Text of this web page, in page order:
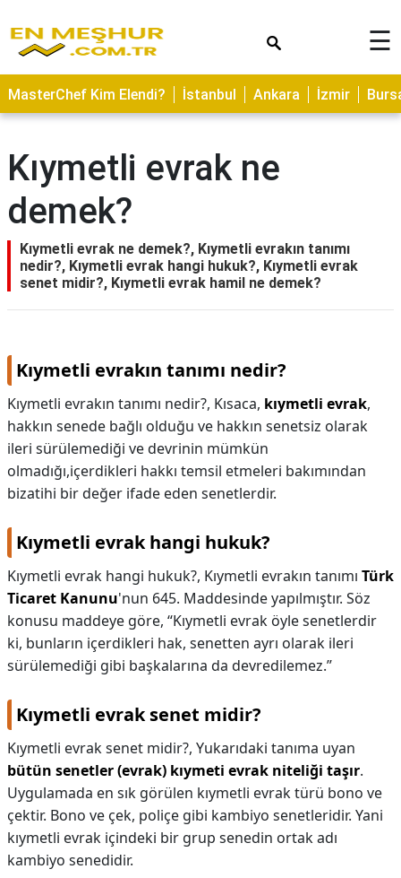
ASTROLOJİ
SAĞLIK
TARİFLERİ
GEZİLECEK
YERLER
CİLT
BAKIMI
NEDİR
ALANLARI
HAMİLELİK
KAPLICALAR
İLETİŞİM
☰
MasterChef Kim Elendi? İstanbul Ankara İzmir
Kıymetli evrak ne
demek?
Kıymetli evrak ne demek?, Kıymetli evrakın tanımı
nedir?, Kıymetli evrak hangi hukuk?, Kıymetli evrak
senet midir?, Kıymetli evrak hamil ne demek?
Kıymetli evrakın tanımı nedir?
Kıymetli evrakın tanımı nedir?, Kısaca, kıymetli evrak,
hakkın senede bağlı olduğu ve hakkın senetsiz olarak
ileri sürülemediği ve devrinin mümkün
olmadığı,içerdikleri hakkı temsil etmeleri bakımından
bizatihi bir değer ifade eden senetlerdir.
Kıymetli evrak hangi hukuk?
Kıymetli evrak hangi hukuk?, Kıymetli evrakın tanımı Türk
Ticaret Kanunu'nun 645. Maddesinde yapılmıştır. Söz
konusu maddeye göre, “Kıymetli evrak öyle senetlerdir
ki, bunların içerdikleri hak, senetten ayrı olarak ileri
sürülemediği gibi başkalarına da devredilemez.”
Kıymetli evrak senet midir?
Kıymetli evrak senet midir?, Yukarıdaki tanıma uyan
bütün senetler (evrak) kıymeti evrak niteliği taşır.
Uygulamada en sık görülen kıymetli evrak türü bono ve
çektir. Bono ve çek, poliçe gibi kambiyo senetleridir. Yani
kıymetli evrak içindeki bir grup senedin ortak adı
kambiyo senedidir.